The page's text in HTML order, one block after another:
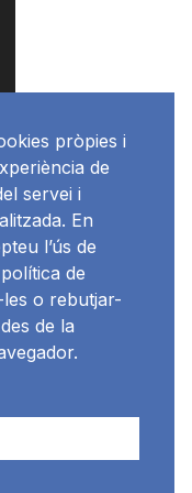
pròpies i
de
servei i
En
l’ús de
de
o rebutjar-
de la